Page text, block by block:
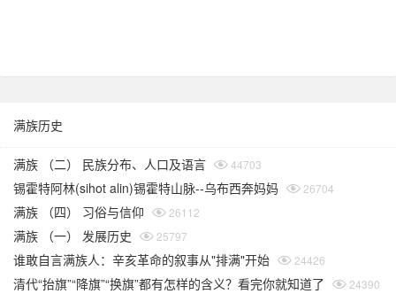
满族历史
满族 （二） 民族分布、人口及语言 44703
锡霍特阿林(sihot alin)锡霍特山脉--乌布西奔妈妈 26704
满族 （四） 习俗与信仰 26112
满族 （一） 发展历史 25797
谁敢自言满族人：辛亥革命的叙事从"排满"开始 24426
清代“抬旗”“降旗”“换旗”都有怎样的含义？看完你就知道了 24390